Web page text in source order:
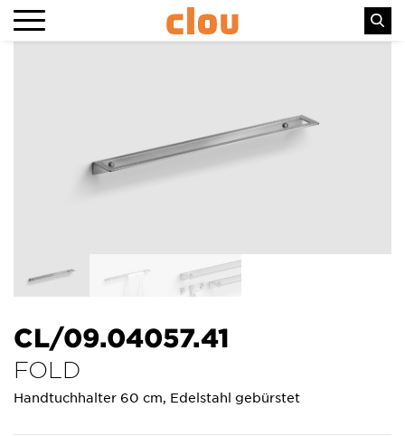
CL/09.04057.41
FOLD
Handtuchhalter 60 cm, Edelstahl gebürstet